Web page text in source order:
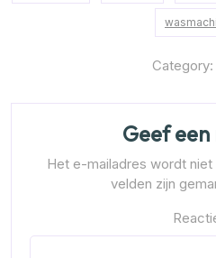
Category:
Geef
Het e-mailadres wordt
velden zijn